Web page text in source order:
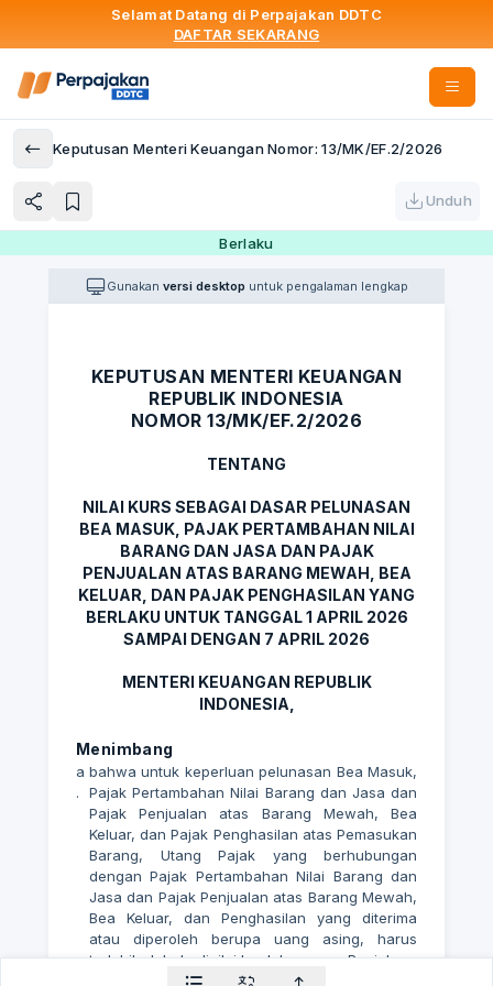
Selamat Datang di Perpajakan DDTC
DAFTAR SEKARANG
Keputusan Menteri Keuangan Nomor: 13/MK/EF.2/2026
Unduh
Berlaku
Gunakan versi desktop untuk pengalaman lengkap
KEPUTUSAN MENTERI KEUANGAN
REPUBLIK INDONESIA
NOMOR 13/MK/EF.2/2026
TENTANG
NILAI KURS SEBAGAI DASAR PELUNASAN
BEA MASUK, PAJAK PERTAMBAHAN NILAI
BARANG DAN JASA DAN PAJAK
PENJUALAN ATAS BARANG MEWAH, BEA
KELUAR, DAN PAJAK PENGHASILAN YANG
BERLAKU UNTUK TANGGAL 1 APRIL 2026
SAMPAI DENGAN 7 APRIL 2026
MENTERI KEUANGAN REPUBLIK
INDONESIA,
Menimbang
a
.
bahwa untuk keperluan pelunasan Bea Masuk,
Pajak Pertambahan Nilai Barang dan Jasa dan
Pajak Penjualan atas Barang Mewah, Bea
Keluar, dan Pajak Penghasilan atas Pemasukan
Barang, Utang Pajak yang berhubungan
dengan Pajak Pertambahan Nilai Barang dan
Jasa dan Pajak Penjualan atas Barang Mewah,
Bea Keluar, dan Penghasilan yang diterima
atau diperoleh berupa uang asing, harus
terlebih dahulu dinilai ke dalam uang Rupiah;
bahwa berdasarkan pertimbangan